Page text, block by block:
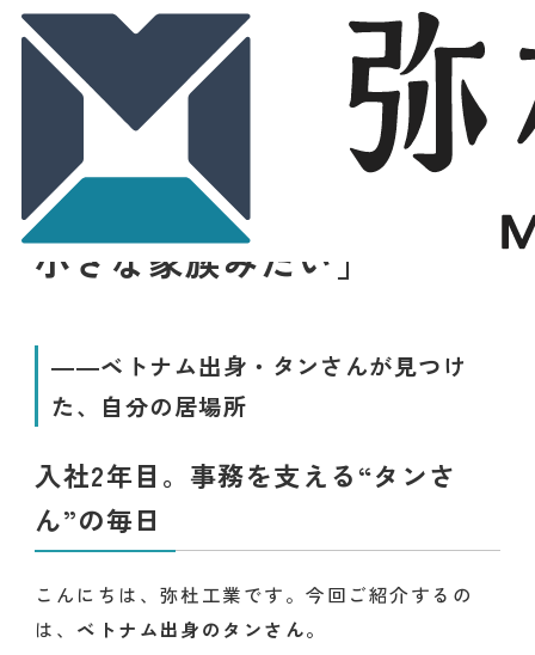
スタッフ紹介「楽しくて、
小さな家族みたい」
――ベトナム出身・タンさんが見つけ
た、自分の居場所
入社2年目。事務を支える“タンさ
ん”の毎日
こんにちは、弥杜工業です。今回ご紹介するの
は、 ベトナム出身のタンさん。